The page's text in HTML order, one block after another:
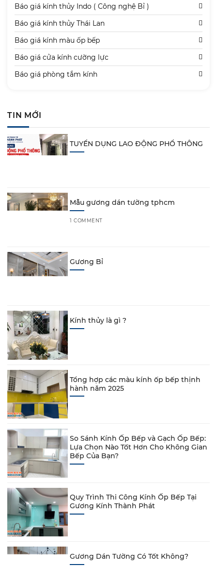
Báo giá kính thủy Indo ( Công nghệ Bỉ )
Báo giá kính thủy Thái Lan
Báo giá kính màu ốp bếp
Báo giá cửa kính cường lực
Báo giá phòng tắm kính
TIN MỚI
TUYỂN DỤNG LAO ĐỘNG PHỔ THÔNG
Mẫu gương dán tường tphcm
1 COMMENT
Gương Bỉ
Kính thủy là gì ?
Tổng hợp các màu kính ốp bếp thịnh
hành năm 2025
So Sánh Kính Ốp Bếp và Gạch Ốp Bếp:
Lựa Chọn Nào Tốt Hơn Cho Không Gian
Bếp Của Bạn?
Quy Trình Thi Công Kính Ốp Bếp Tại
Gương Kính Thành Phát
Gương Dán Tường Có Tốt Không?